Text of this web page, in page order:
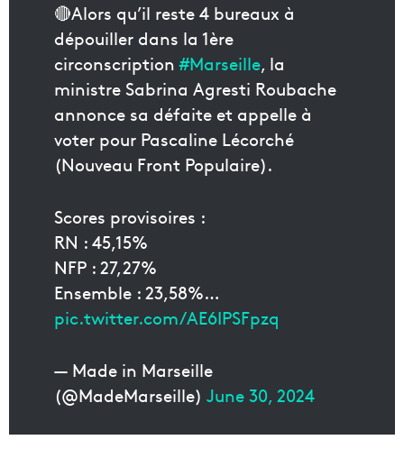
🔴Alors qu’il reste 4 bureaux à
dépouiller dans la 1ère
circonscription#Marseille, la
ministre Sabrina Agresti Roubache
annonce sa défaite et appelle à
voter pour Pascaline Lécorché
(Nouveau Front Populaire).
Scores provisoires :
RN : 45,15%
NFP : 27,27%
Ensemble : 23,58%…
pic.twitter.com/AE6IPSFpzq
— Made in Marseille
(@MadeMarseille) June 30, 2024